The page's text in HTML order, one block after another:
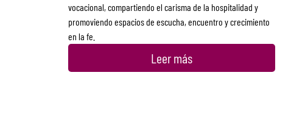
vocacional, compartiendo el carisma de la hospitalidad y
promoviendo espacios de escucha, encuentro y crecimiento
en la fe.
Leer más